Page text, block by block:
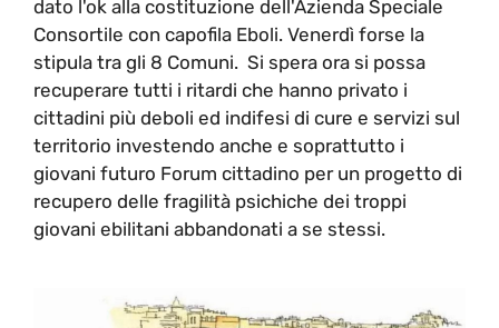
dato l'ok alla costituzione dell'Azienda Speciale
Consortile con capofila Eboli. Venerdì forse la
stipula tra gli 8 Comuni. Si spera ora si possa
recuperare tutti i ritardi che hanno privato i
cittadini più deboli ed indifesi di cure e servizi sul
territorio investendo anche e soprattutto i
giovani futuro Forum cittadino per un progetto di
recupero delle fragilità psichiche dei troppi
giovani ebilitani abbandonati a se stessi.